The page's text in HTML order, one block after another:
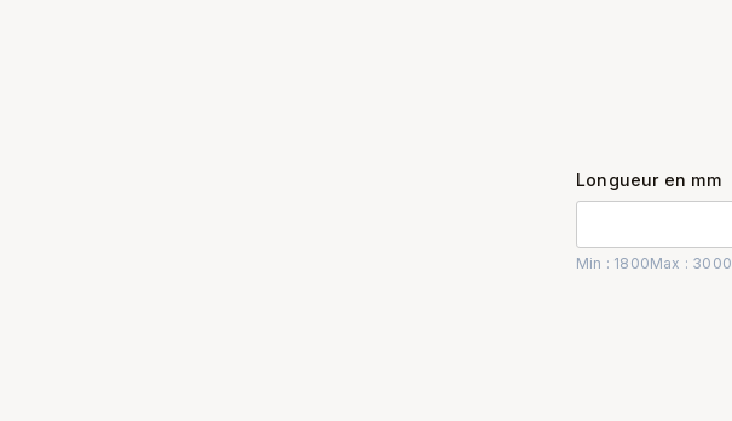
Longueur en mm
Min : 1800Max : 3000